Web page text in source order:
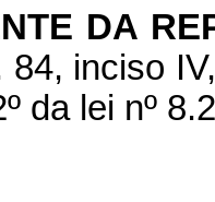
DA
84, inciso
da lei nº